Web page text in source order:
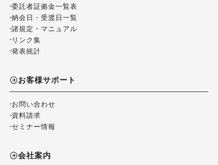
委託者証拠金一覧表
納会日・受渡日一覧
諸規定・マニュアル
リンク集
発表統計
お客様サポート
お問い合わせ
資料請求
セミナー情報
会社案内